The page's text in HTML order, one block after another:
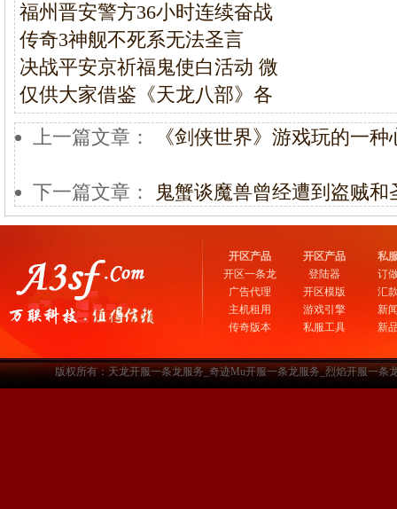
福州晋安警方36小时连续奋战
传奇3神舰不死系无法圣言
决战平安京祈福鬼使白活动 微
仅供大家借鉴《天龙八部》各
上一篇文章：
《剑侠世界》游戏玩的一种
下一篇文章： 鬼蟹谈魔兽曾经遭到盗贼和
开区产品
开区一条龙
广告代理
主机租用
传奇版本
开区产品
登陆器
开区模版
游戏引擎
私服工具
私
订
汇
新
新
版权所有：天龙开服一条龙服务_奇迹Mu开服一条龙服务_烈焰开服一条